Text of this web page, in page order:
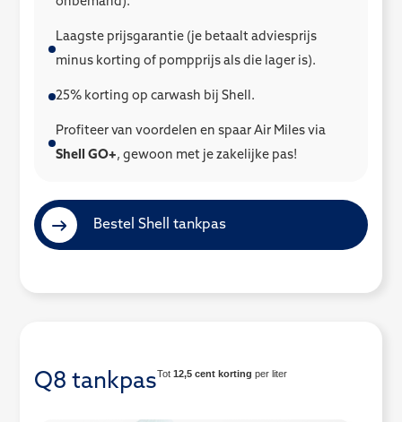
Laagste prijsgarantie (je betaalt adviesprijs
minus korting of pompprijs als die lager is).
25% korting op carwash bij Shell.
Profiteer van voordelen en spaar Air Miles via
Shell GO+, gewoon met je zakelijke pas!
Bestel Shell tankpas
Q8 tankpasTot12,5 cent korting per liter